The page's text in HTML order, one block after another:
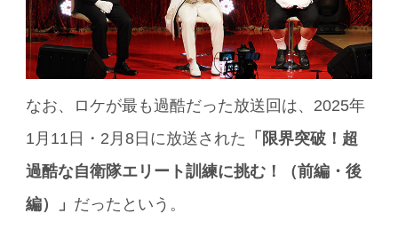
なお、ロケが最も過酷だった放送回は、2025年
1月11日・2月8日に放送された 「限界突破！超
過酷な自衛隊エリート訓練に挑む！（前編・後
編）」 だったという。